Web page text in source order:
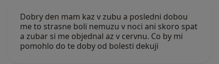
Dobry den mam kaz v zubu a posledni dobou
me to strasne boli nemuzu v noci ani skoro spat
a zubar si me objednal az v cervnu. Co by mi
pomohlo do te doby od bolesti dekuji